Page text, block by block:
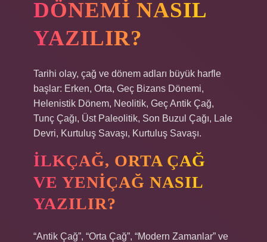
DÖNEMI NASIL
YAZILIR?
Tarihi olay, çağ ve dönem adları büyük harfle
başlar: Erken, Orta, Geç Bizans Dönemi,
Helenistik Dönem, Neolitik, Geç Antik Çağ,
Tunç Çağı, Üst Paleolitik, Son Buzul Çağı, Lale
Devri, Kurtuluş Savaşı, Kurtuluş Savaşı.
İLKÇAĞ, ORTA ÇAĞ
VE YENIÇAĞ NASIL
YAZILIR?
“Antik Çağ”, “Orta Çağ”, “Modern Zamanlar” ve